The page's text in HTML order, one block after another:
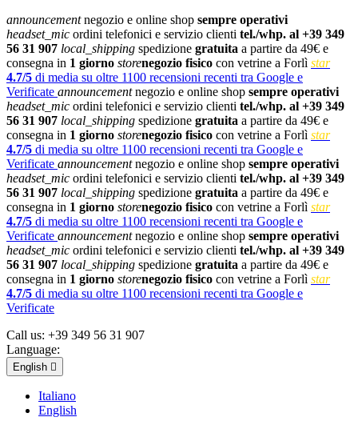
announcementnegozio e online shop sempre operativi
headset_mic ordini telefonici e servizio clienti tel./whp. al +39 349
56 31 907 local_shipping spedizione gratuita a partire da 49€ e
consegna in 1 giorno storenegozio fisico con vetrine a Forlì star
4.7/5 di media su oltre 1100 recensioni recenti tra Google e
Verificate announcementnegozio e online shop sempre operativi
headset_mic ordini telefonici e servizio clienti tel./whp. al +39 349
56 31 907 local_shipping spedizione gratuita a partire da 49€ e
consegna in 1 giorno storenegozio fisico con vetrine a Forlì star
4.7/5 di media su oltre 1100 recensioni recenti tra Google e
Verificate announcementnegozio e online shop sempre operativi
headset_mic ordini telefonici e servizio clienti tel./whp. al +39 349
56 31 907 local_shipping spedizione gratuita a partire da 49€ e
consegna in 1 giorno storenegozio fisico con vetrine a Forlì star
4.7/5 di media su oltre 1100 recensioni recenti tra Google e
Verificate announcementnegozio e online shop sempre operativi
headset_mic ordini telefonici e servizio clienti tel./whp. al +39 349
56 31 907 local_shipping spedizione gratuita a partire da 49€ e
consegna in 1 giorno storenegozio fisico con vetrine a Forlì star
4.7/5 di media su oltre 1100 recensioni recenti tra Google e
Verificate
Call us: +39 349 56 31 907
Language:
English 
Italiano
English